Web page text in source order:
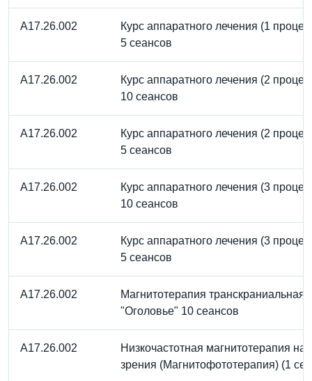
A17.26.002
Курс аппаратного лечения (1
5 сеансов
A17.26.002
Курс аппаратного лечения (2
10 сеансов
A17.26.002
Курс аппаратного лечения (2
5 сеансов
A17.26.002
Курс аппаратного лечения (3
10 сеансов
A17.26.002
Курс аппаратного лечения (3
5 сеансов
A17.26.002
Магнитотерапия транскраниальная
"Оголовье" 10 сеансов
A17.26.002
Низкочастотная магнитотерапия на
зрения (Магнитофототерапия) (1